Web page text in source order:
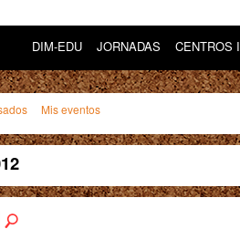
DIM-EDU JORNADAS CENTROS
Mis eventos